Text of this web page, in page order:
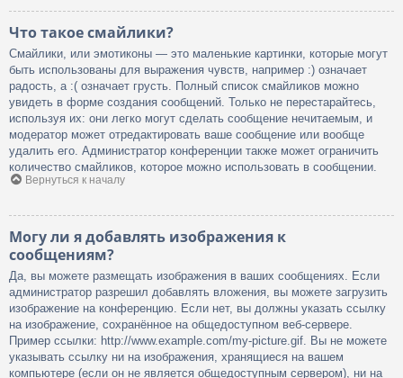
Что такое смайлики?
Смайлики, или эмотиконы — это маленькие картинки, которые могут
быть использованы для выражения чувств, например :) означает
радость, а :( означает грусть. Полный список смайликов можно
увидеть в форме создания сообщений. Только не перестарайтесь,
используя их: они легко могут сделать сообщение нечитаемым, и
модератор может отредактировать ваше сообщение или вообще
удалить его. Администратор конференции также может ограничить
количество смайликов, которое можно использовать в сообщении.
Вернуться к началу
Могу ли я добавлять изображения к
сообщениям?
Да, вы можете размещать изображения в ваших сообщениях. Если
администратор разрешил добавлять вложения, вы можете загрузить
изображение на конференцию. Если нет, вы должны указать ссылку
на изображение, сохранённое на общедоступном веб-сервере.
Пример ссылки: http://www.example.com/my-picture.gif. Вы не можете
указывать ссылку ни на изображения, хранящиеся на вашем
компьютере (если он не является общедоступным сервером), ни на